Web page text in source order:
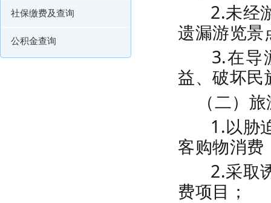
社保缴费及查询
公积金查询
2.未经
遗漏游览景
3.在导
益、破坏民
（二）
1.以胁
客购物消费
2.采取
费项目；